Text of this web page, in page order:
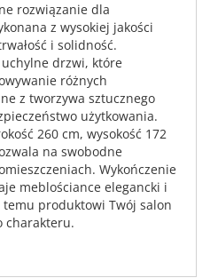
rozwiązanie dla
z wysokiej jakości
i solidność.
drzwi, które
różnych
z tworzywa sztucznego
użytkowania.
260 cm, wysokość 172
na swobodne
Wykończenie
meblościance elegancki i
produktowi Twój salon
charakteru.